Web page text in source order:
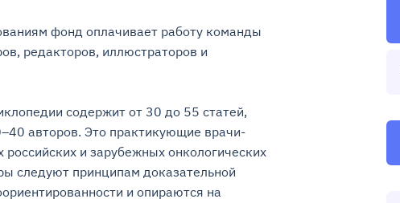
фонд оплачивает работу команды
редакторов, иллюстраторов и
содержит от 30 до 55 статей,
авторов. Это практикующие врачи-
российских и зарубежных онкологических
следуют принципам доказательной
и опираются на